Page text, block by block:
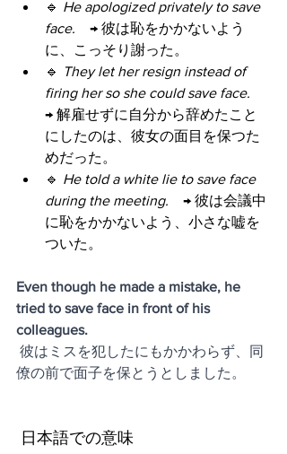
🔹 He apologized privately to save
face. → 彼は恥をかかないよう
に、こっそり謝った。
🔹
They let her resign instead of
firing her so she could save face.
→ 解雇せずに自分から辞めたこと
にしたのは、彼女の面目を保つた
めだった。
🔹 He told a white lie to save face
during the meeting. → 彼は会議中
に恥をかかないよう、小さな嘘を
ついた。
Even though he made a mistake, he
tried to save face in front of his
colleagues.
彼はミスを犯したにもかかわらず、同
僚の前で面子を保とうとしました。
日本語での意味